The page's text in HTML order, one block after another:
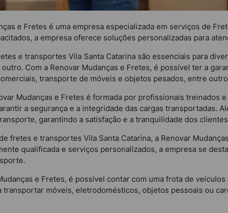
e Fretes é uma empresa especializada em serviços de
a empresa oferece soluções personalizadas para
e transportes Vila Santa Catarina são essenciais para
Com a Renovar Mudanças e Fretes, é possível ter a
transporte de móveis e objetos pesados, entre
Mudanças e Fretes é formada por profissionais treinados
a segurança e a integridade das cargas transportadas.
garantindo a satisfação e a tranquilidade dos
fretes e transportes Vila Santa Catarina, a Renovar
qualificada e serviços personalizados, a empresa se
e Fretes, é possível contar com uma frota de
transportar móveis, eletrodomésticos, objetos pessoais ou